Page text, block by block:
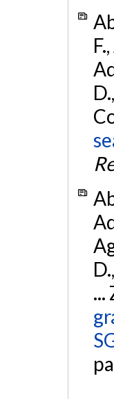
...